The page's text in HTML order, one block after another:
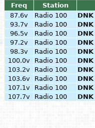
Freq Station
87.6v
Radio 100 DNK
93.7v
Radio 100 DNK
96.5v
Radio 100 DNK
97.2v
Radio 100 DNK
98.3v
Radio 100 DNK
100.0v
Radio 100 DNK
103.2v
Radio 100 DNK
103.6v
Radio 100 DNK
107.1v
Radio 100 DNK
107.7v
Radio 100 DNK